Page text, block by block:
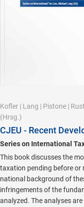
Kofler | Lang | Pistone | Rust
(Hrsg.)
CJEU - Recent
Series on International
This book discusses the
taxation pending before or
national background of
infringements of the
analyzed. The analyses